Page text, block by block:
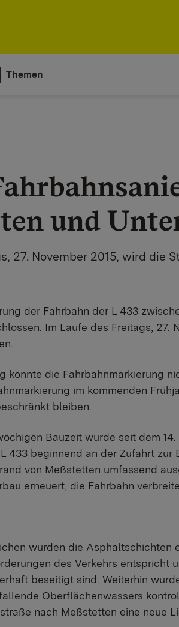
Themen
und
27. November 2015, wird die
der Fahrbahn der L 433
Im Laufe des Freitags, 27.
konnte die Fahrbahnmarkierung
im kommenden
bleiben.
Bauzeit wurde seit dem
433 beginnend an der Zufahrt
von Meßstetten umfassend
erneuert, die Fahrbahn
wurden die Asphaltschichten
des Verkehrs entspricht
beseitigt sind. Weiterhin
Oberflächenwassers
nach Meßstetten eine neue